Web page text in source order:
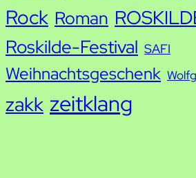
Rock Roman
Roskilde-Festival SAFI
Weihnachtsgeschenk
zakk zeitklang